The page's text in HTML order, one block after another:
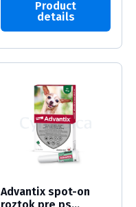
Product
details
Advantix spot-on